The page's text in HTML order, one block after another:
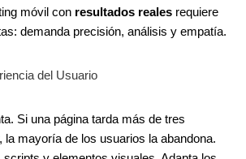
móvil con resultados reales requiere
demanda precisión, análisis y empatía.
del Usuario
Si una página tarda más de tres
la mayoría de los usuarios la abandona.